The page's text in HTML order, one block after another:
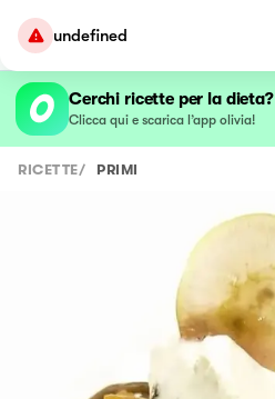
undefined
Cerchi ricette per la dieta?
Clicca qui e scarica l’app olivia!
RICETTE/ PRIMI